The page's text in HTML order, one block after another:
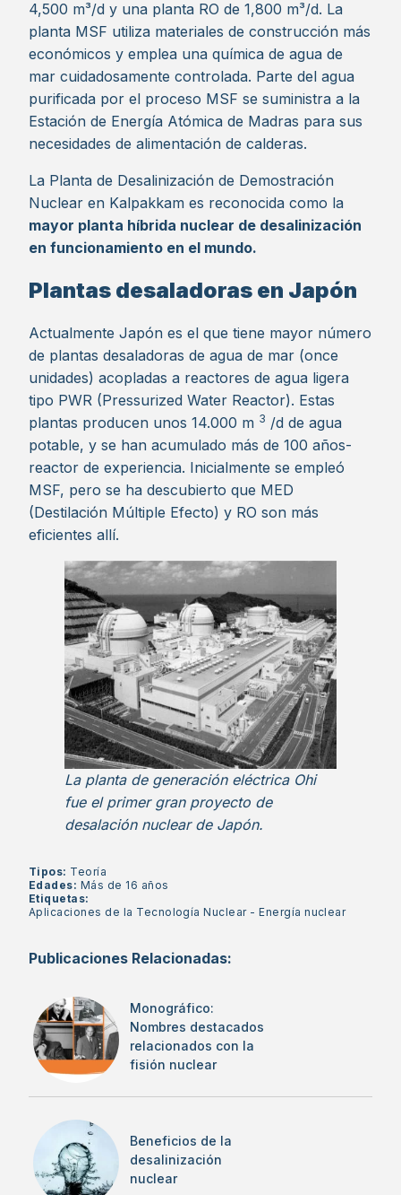
4,500 m³/d y una planta RO de 1,800 m³/d. La
planta MSF utiliza materiales de construcción más
económicos y emplea una química de agua de
mar cuidadosamente controlada​​. Parte del agua
purificada por el proceso MSF se suministra a la
Estación de Energía Atómica de Madras para sus
necesidades de alimentación de calderas.
La Planta de Desalinización de Demostración
Nuclear en Kalpakkam es reconocida como la
mayor planta híbrida nuclear de desalinización
en funcionamiento en el mundo.
Plantas desaladoras en Japón
Actualmente Japón es el que tiene mayor número
de plantas desaladoras de agua de mar (once
unidades) acopladas a reactores de agua ligera
tipo PWR (Pressurized Water Reactor). Estas
plantas producen unos 14.000 m 3 /d de agua
potable, y se han acumulado más de 100 años-
reactor de experiencia. Inicialmente se empleó
MSF, pero se ha descubierto que MED
(Destilación Múltiple Efecto) y RO son más
eficientes allí.
La planta de generación eléctrica Ohi
fue el primer gran proyecto de
desalación nuclear de Japón.
Tipos: Teoría
Edades: Más de 16 años
Etiquetas:
Aplicaciones de la Tecnología Nuclear-Energía nuclear
Publicaciones Relacionadas:
Monográfico:
Nombres destacados
relacionados con la
fisión nuclear
Beneficios de la
desalinización
nuclear